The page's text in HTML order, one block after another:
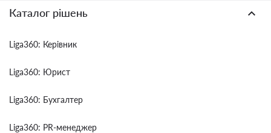
Каталог рішень
Liga360: Керівник
Liga360: Юрист
Liga360: Бухгалтер
Liga360: PR-менеджер